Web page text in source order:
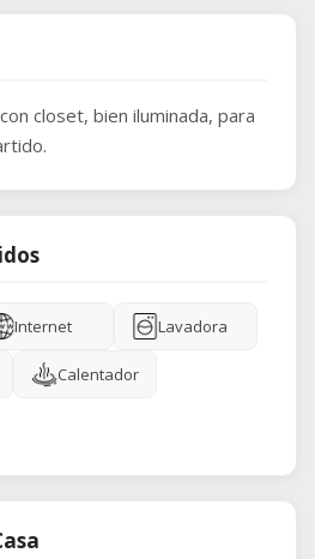
closet, bien iluminada, para
Internet Lavadora
Calentador